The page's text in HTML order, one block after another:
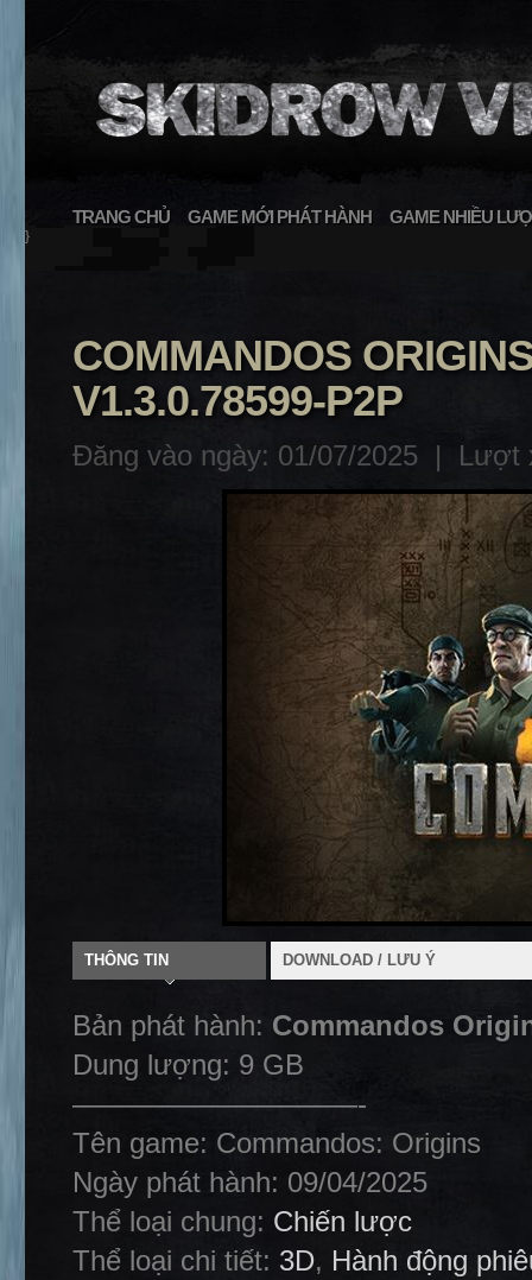
TRANG CHỦ GAME MỚI PHÁT HÀNH GAME NHIỀU
}
COMMANDOS
V1.3.0.78599-P2P
Đăng vào ngày: 01/07/2025 | Lượt
THÔNG TIN DOWNLOAD / LƯU Ý
Bản phát hành: Commandos
Dung lượng: 9 GB
——————————-
Tên game: Commandos: Origins
Ngày phát hành: 09/04/2025
Thể loại chung: Chiến lược
Thể loại chi tiết: 3D, Hành động